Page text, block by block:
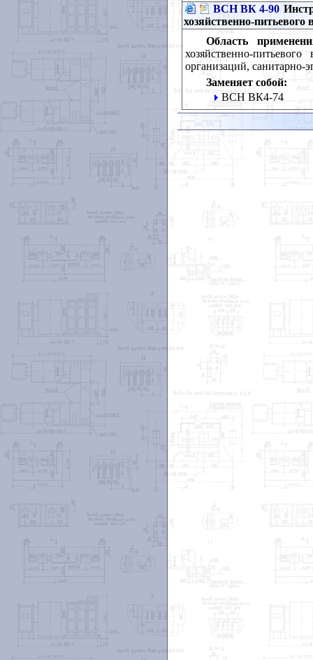
ВСН ВК 4-90
хозяйственно-
Область
хозяйственно-
организаций, санитарно-
Заменяет собой:
ВСН ВК4-74